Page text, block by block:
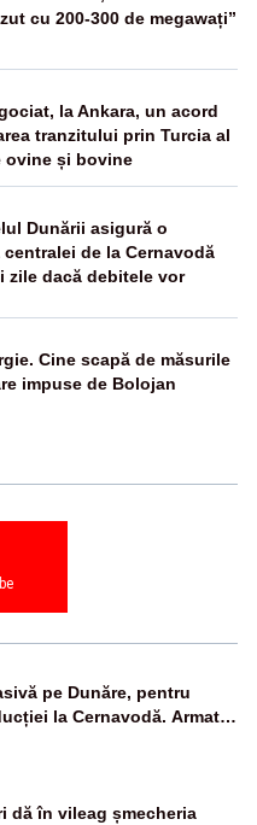
cu 200-300 de megawați”
la Ankara, un acord
tranzitului prin Turcia al
ovine și bovine
Dunării asigură o
de la Cernavodă
zile dacă debitele vor
Cine scapă de măsurile
impuse de Bolojan
pe Dunăre, pentru
la Cernavodă. Armata
și va devia apa
dă în vileag șmecheria